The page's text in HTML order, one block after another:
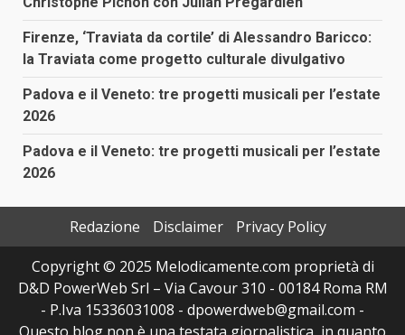
Firenze, ‘Traviata da cortile’ di Alessandro Baricco:
la Traviata come progetto culturale divulgativo
Padova e il Veneto: tre progetti musicali per l’estate
2026
Padova e il Veneto: tre progetti musicali per l’estate
2026
Redazione Disclaimer
Privacy Policy
Copyright © 2025 Melodicamente.com proprietà di
D&D PowerWeb Srl – Via Cavour 310 - 00184 Roma RM
- P.Iva 15336031008 - dpowerdweb@gmail.com -